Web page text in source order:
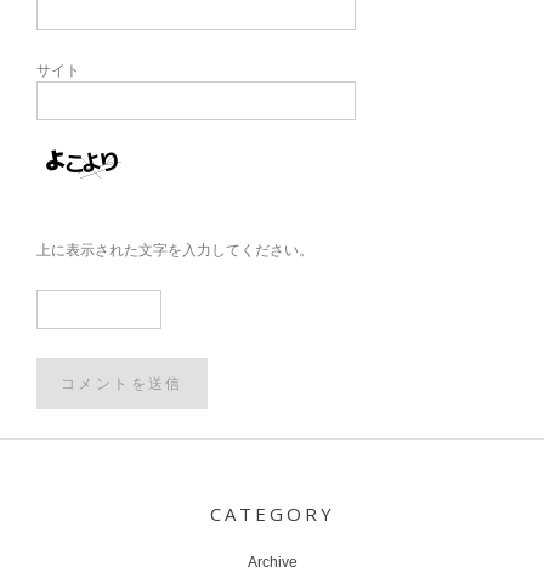
サイト
上に表示された文字を入力してください。
CATEGORY
Archive